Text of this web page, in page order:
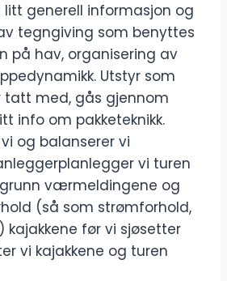
litt generell informasjon og
tegngiving som benyttes
på hav, organisering av
Utstyr som
tatt med, gås gjennom
info om pakketeknikk.
og balanserer vi
vi turen
værmeldingene og
(så som strømforhold,
kajakkene før vi sjøsetter
vi kajakkene og turen